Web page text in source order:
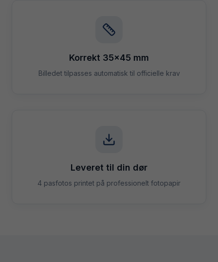
Korrekt 35×45 mm
Billedet tilpasses automatisk til officielle krav
Leveret til din dør
4 pasfotos printet på professionelt fotopapir